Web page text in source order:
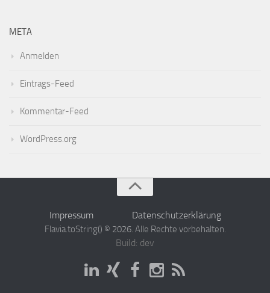
META
Anmelden
Eintrags-Feed
Kommentar-Feed
WordPress.org
Impressum Datenschutzerklärung
Flavia.toString() © 2026. Alle Rechte vorbehalten.
Build: dev